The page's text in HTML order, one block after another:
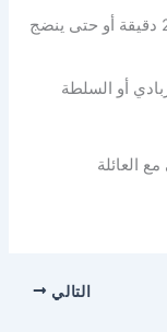
اتركي الأم علي تطهى لمدة 20-25 دقيقة أو حتى ينضج
أو السلطة
العائلة
التالي